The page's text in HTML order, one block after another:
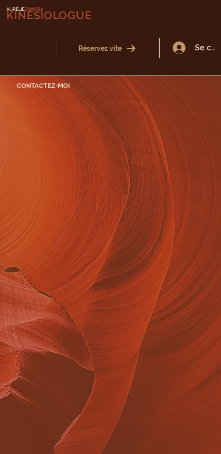
AURÉLIEZAMORA
KINÉSIOLOGUE
Réservez vite Se
CONTACTEZ-MOI